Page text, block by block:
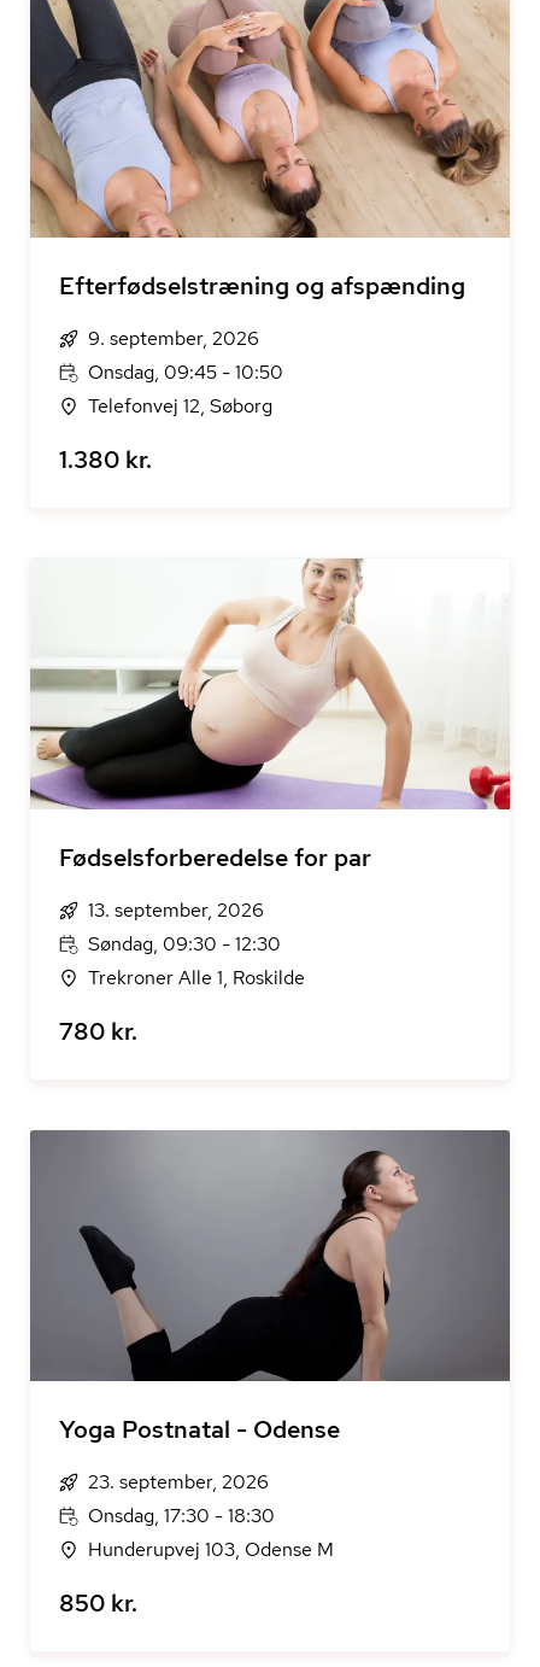
Efterfødselstræning og afspænding
9. september, 2026
Onsdag, 09:45 - 10:50
Telefonvej 12, Søborg
1.380 kr.
Fødselsforberedelse for par
13. september, 2026
Søndag, 09:30 - 12:30
Trekroner Alle 1, Roskilde
780 kr.
Yoga Postnatal - Odense
23. september, 2026
Onsdag, 17:30 - 18:30
Hunderupvej 103, Odense M
850 kr.